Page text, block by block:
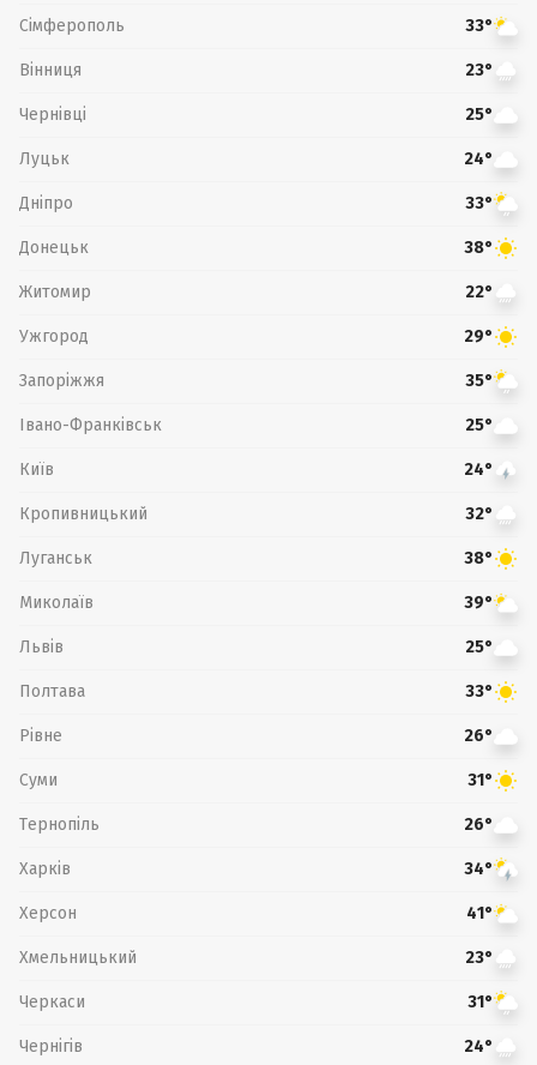
Сімферополь 33°
Вінниця 23°
Чернівці 25°
Луцьк 24°
Дніпро 33°
Донецьк 38°
Житомир 22°
Ужгород 29°
Запоріжжя 35°
Івано-Франківськ 25°
Київ 24°
Кропивницький 32°
Луганськ 38°
Миколаїв 39°
Львів 25°
Полтава 33°
Рівне 26°
Суми 31°
Тернопіль 26°
Харків 34°
Херсон 41°
Хмельницький 23°
Черкаси 31°
Чернігів 24°